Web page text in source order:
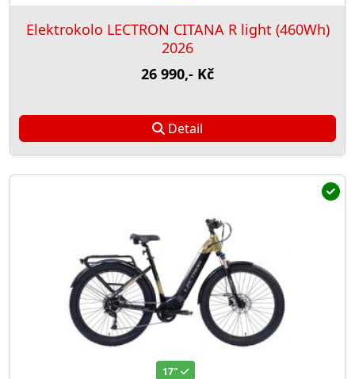
Elektrokolo LECTRON CITANA R light (460Wh)
2026
26 990,- Kč
Detail
17"